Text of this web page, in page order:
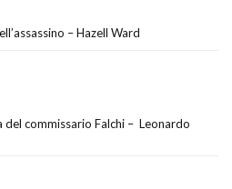
– Hazell Ward
del commissario Falchi – Leonardo